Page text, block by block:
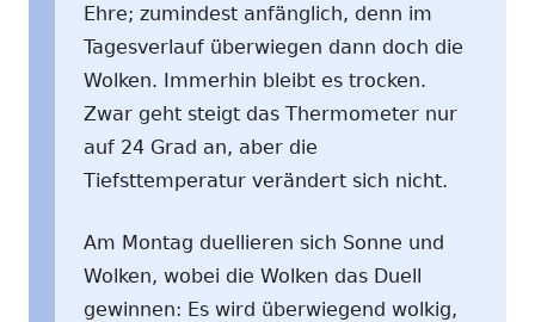
Ehre; zumindest anfänglich, denn im
Tagesverlauf überwiegen dann doch die
Wolken. Immerhin bleibt es trocken.
Zwar geht steigt das Thermometer nur
auf 24 Grad an, aber die
Tiefsttemperatur verändert sich nicht.
Am Montag duellieren sich Sonne und
Wolken, wobei die Wolken das Duell
gewinnen: Es wird überwiegend wolkig,